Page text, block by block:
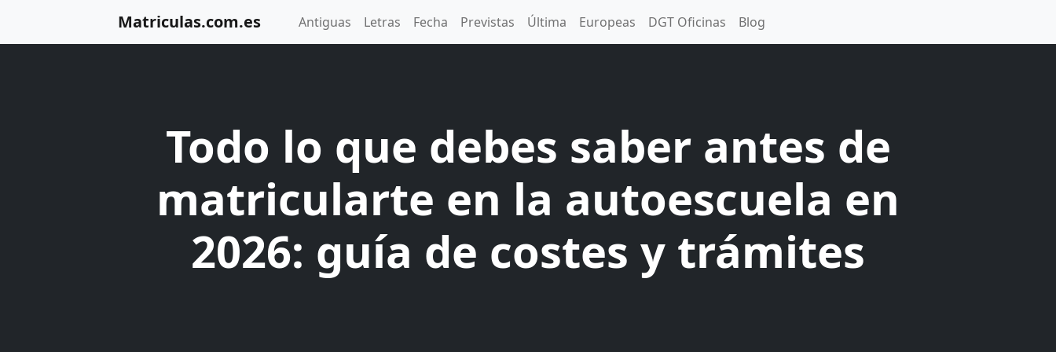
Matriculas.com.es Antiguas Letras Fecha Previstas Última Europeas DGT Oficinas Blog
Todo lo que debes saber antes de
matricularte en la autoescuela en
2026: guía de costes y trámites